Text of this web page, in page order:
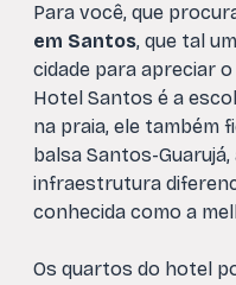
Para você, que
em Santos, que tal
cidade para apreciar
Hotel Santos é a
na praia, ele também
balsa Santos-
infraestrutura
conhecida como a
Os quartos do hotel